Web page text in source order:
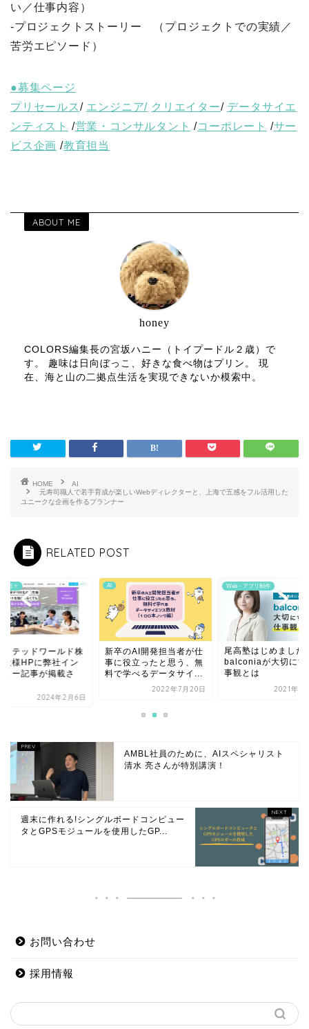
い／仕事内容）
-プロジェクトストーリー （プロジェクトでの実績／
苦労エピソード）
●募集ページ
プリセールス / エンジニア/ クリエイター/ データサイエ
ンティスト /営業・コンサルタント /コーポレート /サー
ビス企画 /教育担当
ABOUT ME
honey
COLORS編集長の宮坂ハニー（トイプードル２歳）で
す。 趣味は日向ぼっこ、好きな食べ物はプリン。 現
在、海と山の二拠点生活を実現できないか模索中。
HOME
AI
元寿司職人で若手育成が楽しいWebディレクターと、上海で五感をフル活用した
ユニークな企画を作るプランナー
RELATED POST
の日々
イテッドワールド株
社様HPに弊社イン
ュー記事が掲載さ
2024年2月6日
AI
新卒のAI開発担当者が仕
事に役立ったと思う、無
料で学べるデータサイ...
2022年7月20日
Web・アプリ制作
尾高塾はじめました
balconiaが大切にす
事観とは
2021年8
AMBL社員のために、AIスペシャリスト
清水 亮さんが特別講演！
週末に作れる!シングルボードコンピュー
タとGPSモジュールを使用したGP...
お問い合わせ
採用情報